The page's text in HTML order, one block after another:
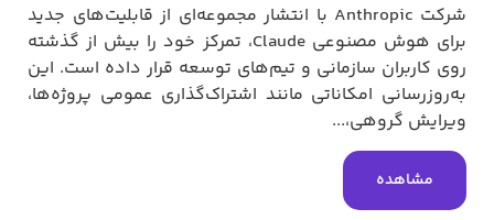
شرکت Anthropic با انتشار مجموعه‌ای از قابلیت‌های جدید
برای هوش مصنوعی Claude، تمرکز خود را بیش از گذشته
روی کاربران سازمانی و تیم‌های توسعه قرار داده است. این
به‌روزرسانی امکاناتی مانند اشتراک‌گذاری عمومی پروژه‌ها،
ویرایش گروهی،...
مشاهده